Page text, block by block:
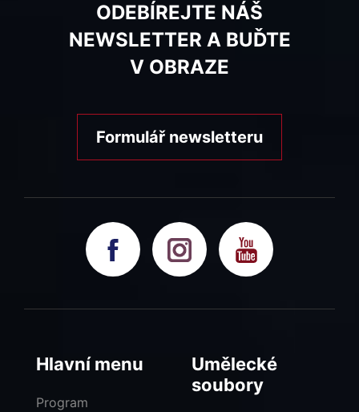
ODEBÍREJTE NÁŠ
NEWSLETTER A BUĎTE
V OBRAZE
Formulář newsletteru
Hlavní menu
Program
Umělecké
soubory